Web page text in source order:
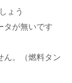
ょう
タが無いです
ん。（燃料タン